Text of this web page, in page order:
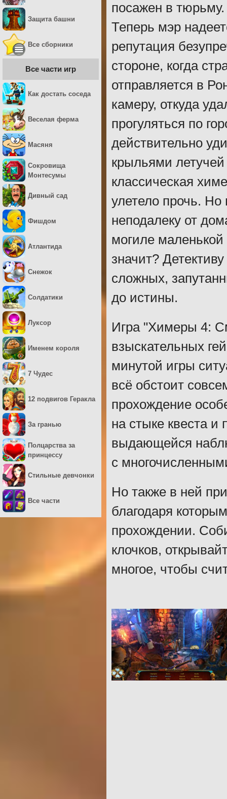
посажен в
Теперь мэр
репутация
стороне, когда
отправляется в
камеру, откуда
прогуляться по
действительно
крыльями
классическая
улетело прочь. Но
неподалеку от
могиле маленькой
значит?
сложных,
до истины.
Игра "Химеры 4:
взыскательных
минутой игры
всё обстоит
прохождение
на стыке квеста и
выдающейся
с
Но также в ней
благодаря
прохождении.
клочков,
многое, чтобы
Защита башни
Все сборники
Все части игр
Как достать соседа
Веселая ферма
Масяня
Сокровища
Монтесумы
Дивный сад
Фишдом
Атлантида
Снежок
Солдатики
Луксор
Именем короля
7 Чудес
12 подвигов Геракла
За гранью
Полцарства за
принцессу
Стильные девчонки
Все части